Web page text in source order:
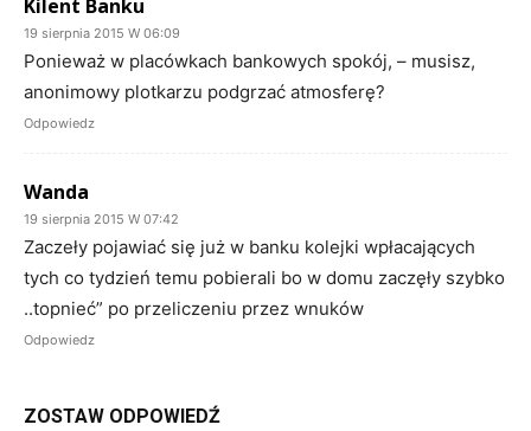
Kilent Banku
19 sierpnia 2015 W 06:09
Ponieważ w placówkach bankowych spokój, – musisz,
anonimowy plotkarzu podgrzać atmosferę?
Odpowiedz
Wanda
19 sierpnia 2015 W 07:42
Zaczeły pojawiać się już w banku kolejki wpłacających
tych co tydzień temu pobierali bo w domu zaczęły szybko
..topnieć” po przeliczeniu przez wnuków
Odpowiedz
ZOSTAW ODPOWIEDŹ